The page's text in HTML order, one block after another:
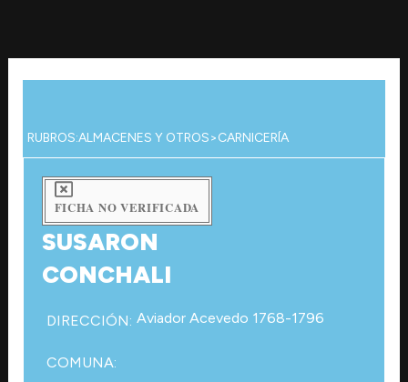
contenido
RUBROS:ALMACENES Y OTROS>CARNICERÍA
FICHA NO VERIFICADA
SUSARON
CONCHALI
DIRECCIÓN: Aviador Acevedo 1768-1796
COMUNA: